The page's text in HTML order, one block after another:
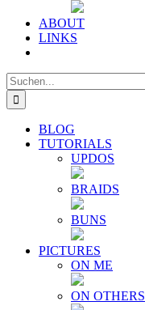
ABOUT
LINKS
Suche
nach:
BLOG
TUTORIALS
UPDOS
BRAIDS
BUNS
PICTURES
ON ME
ON OTHERS